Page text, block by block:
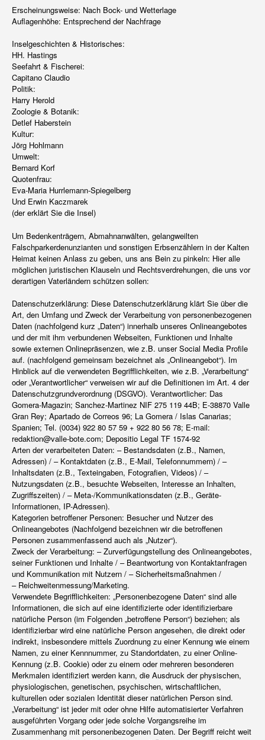
Erscheinungsweise: Nach Bock- und Wetterlage
Auflagenhöhe: Entsprechend der Nachfrage
Inselgeschichten & Historisches:
HH. Hastings
Seefahrt & Fischerei:
Capitano Claudio
Politik:
Harry Herold
Zoologie & Botanik:
Detlef Haberstein
Kultur:
Jörg Hohlmann
Umwelt:
Bernard Korf
Quotenfrau:
Eva-Maria Hurrlemann-Spiegelberg
Und Erwin Kaczmarek
(der erklärt Sie die Insel)
Um Bedenkenträgern, Abmahnanwälten, gelangweilten
Falschparkerdenunzianten und sonstigen Erbsenzählern in der Kalten
Heimat keinen Anlass zu geben, uns ans Bein zu pinkeln: Hier alle
möglichen juristischen Klauseln und Rechtsverdrehungen, die uns vor
derartigen Vaterländern schützen sollen:
Datenschutzerklärung: Diese Datenschutzerklärung klärt Sie über die
Art, den Umfang und Zweck der Verarbeitung von personenbezogenen
Daten (nachfolgend kurz „Daten“) innerhalb unseres Onlineangebotes
und der mit ihm verbundenen Webseiten, Funktionen und Inhalte
sowie externen Onlinepräsenzen, wie z.B. unser Social Media Profile
auf. (nachfolgend gemeinsam bezeichnet als „Onlineangebot“). Im
Hinblick auf die verwendeten Begrifflichkeiten, wie z.B. „Verarbeitung“
oder „Verantwortlicher“ verweisen wir auf die Definitionen im Art. 4 der
Datenschutzgrundverordnung (DSGVO). Verantwortlicher: Das
Gomera-Magazin; Sanchez-Martinez NIF 275 119 44B; E-38870 Valle
Gran Rey; Apartado de Correos 96; La Gomera / Islas Canarias;
Spanien; Tel. (0034) 922 80 57 59 + 922 80 56 78; E-mail:
redaktion@valle-bote.com; Depositio Legal TF 1574-92
Arten der verarbeiteten Daten: – Bestandsdaten (z.B., Namen,
Adressen) / – Kontaktdaten (z.B., E-Mail, Telefonnummern) / –
Inhaltsdaten (z.B., Texteingaben, Fotografien, Videos) / –
Nutzungsdaten (z.B., besuchte Webseiten, Interesse an Inhalten,
Zugriffszeiten) / – Meta-/Kommunikationsdaten (z.B., Geräte-
Informationen, IP-Adressen).
Kategorien betroffener Personen: Besucher und Nutzer des
Onlineangebotes (Nachfolgend bezeichnen wir die betroffenen
Personen zusammenfassend auch als „Nutzer“).
Zweck der Verarbeitung: – Zurverfügungstellung des Onlineangebotes,
seiner Funktionen und Inhalte / – Beantwortung von Kontaktanfragen
und Kommunikation mit Nutzern / – Sicherheitsmaßnahmen /
– Reichweitenmessung/Marketing.
Verwendete Begrifflichkeiten: „Personenbezogene Daten“ sind alle
Informationen, die sich auf eine identifizierte oder identifizierbare
natürliche Person (im Folgenden „betroffene Person“) beziehen; als
identifizierbar wird eine natürliche Person angesehen, die direkt oder
indirekt, insbesondere mittels Zuordnung zu einer Kennung wie einem
Namen, zu einer Kennnummer, zu Standortdaten, zu einer Online-
Kennung (z.B. Cookie) oder zu einem oder mehreren besonderen
Merkmalen identifiziert werden kann, die Ausdruck der physischen,
physiologischen, genetischen, psychischen, wirtschaftlichen,
kulturellen oder sozialen Identität dieser natürlichen Person sind.
„Verarbeitung“ ist jeder mit oder ohne Hilfe automatisierter Verfahren
ausgeführten Vorgang oder jede solche Vorgangsreihe im
Zusammenhang mit personenbezogenen Daten. Der Begriff reicht weit